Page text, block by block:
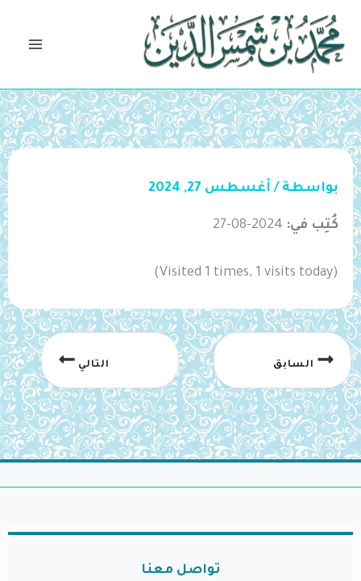
تخطي
المحتوى
بواسطة / أغسطس 27, 2024
كُتِب في: 2024-08-27
(Visited 1 times, 1 visits today)
السابق التالي
تواصل معنا